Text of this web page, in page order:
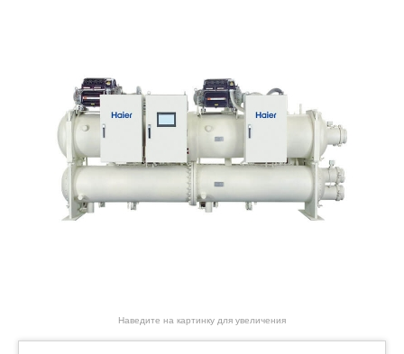
Наведите на картинку для увеличения